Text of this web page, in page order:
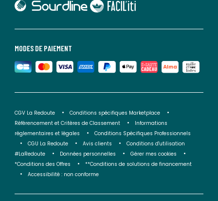
MODES DE PAIEMENT
lien vers Faciliti
CGV La Redoute
Conditions spécifiques Marketplace
Référencement et Critères de Classement
Informations
réglementaires et légales
Conditions Spécifiques Professionnels
CGU La Redoute
Avis clients
Conditions d'utilisation
#LaRedoute
Données personnelles
Gérer mes cookies
*Conditions des Offres
**Conditions de solutions de financement
Accessibilité : non conforme